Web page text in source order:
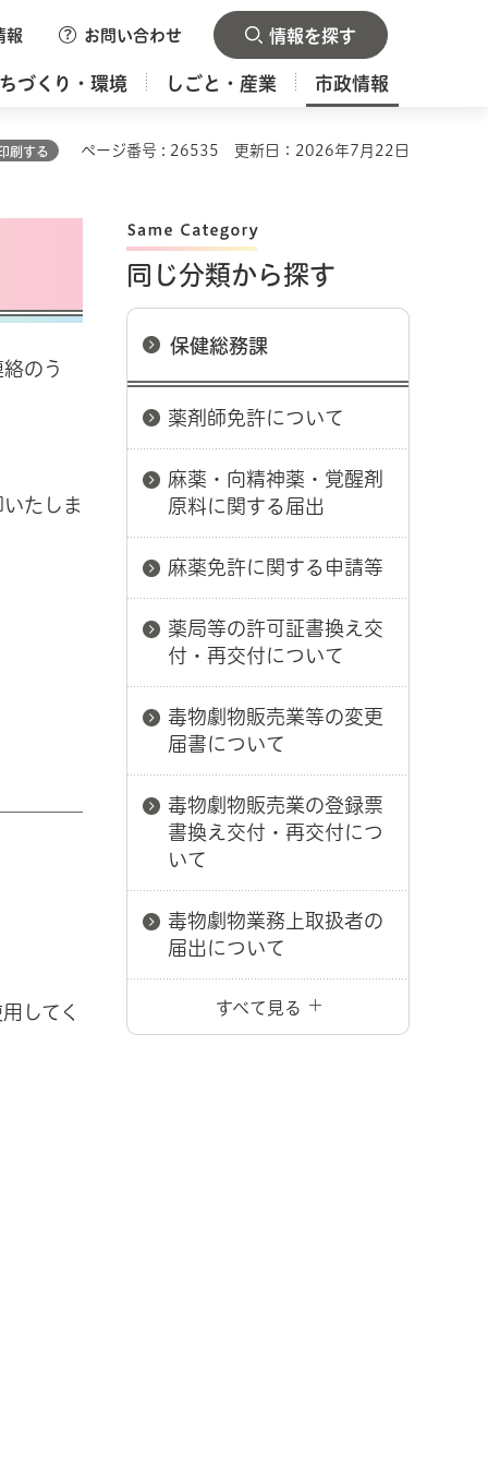
報 お問い合わせ 情報を探す
づくり・環境 しごと・産業 市政情報
刷する ページ番号 : 26535 更新日：2026年7月22日
のう
たしま
してく
同じ分類から探す
保健総務課
薬剤師免許について
麻薬・向精神薬・覚醒剤
原料に関する届出
麻薬免許に関する申請等
薬局等の許可証書換え交
付・再交付について
毒物劇物販売業等の変更
届書について
毒物劇物販売業の登録票
書換え交付・再交付につ
いて
毒物劇物業務上取扱者の
届出について
すべて見る